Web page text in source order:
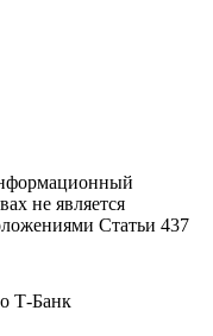
не является
Статьи 437